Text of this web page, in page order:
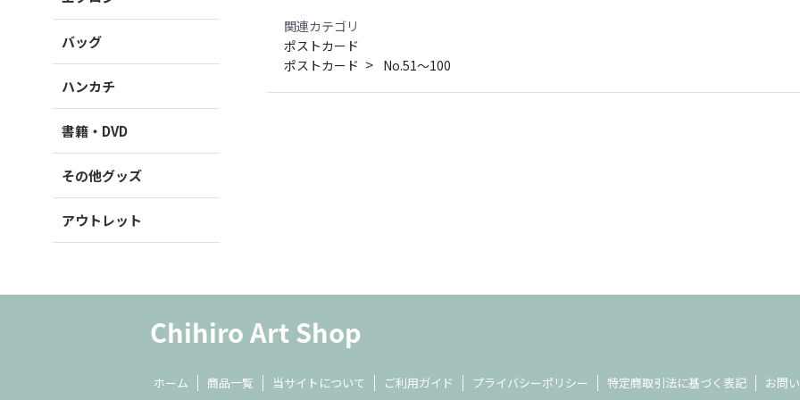
バッグ
ハンカチ
書籍・DVD
その他グッズ
アウトレット
関連カテゴリ
ポストカード
ポストカード
No.51～100
ホーム 商品一覧 当サイトについて ご利用ガイド プライバシーポリシー 特定商取引法に基づく表記 お問